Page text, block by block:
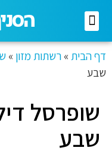
דף הבית » רשתות מזון »
שבע
שופרסל
שבע